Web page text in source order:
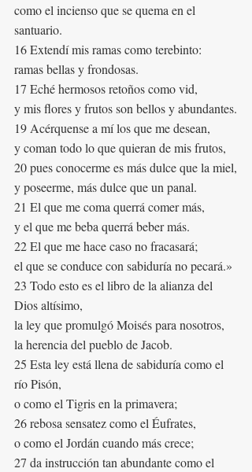
como el incienso que se quema en el
santuario.
16 Extendí mis ramas como terebinto:
ramas bellas y frondosas.
17 Eché hermosos retoños como vid,
y mis flores y frutos son bellos y abundantes.
19 Acérquense a mí los que me desean,
y coman todo lo que quieran de mis frutos,
20 pues conocerme es más dulce que la miel,
y poseerme, más dulce que un panal.
21 El que me coma querrá comer más,
y el que me beba querrá beber más.
22 El que me hace caso no fracasará;
el que se conduce con sabiduría no pecará.»
23 Todo esto es el libro de la alianza del
Dios altísimo,
la ley que promulgó Moisés para nosotros,
la herencia del pueblo de Jacob.
25 Esta ley está llena de sabiduría como el
río Pisón,
o como el Tigris en la primavera;
26 rebosa sensatez como el Éufrates,
o como el Jordán cuando más crece;
27 da instrucción tan abundante como el